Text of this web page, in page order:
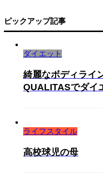
ピックアップ記事
ダイエット
綺麗なボディライ
QUALITASでダイ
ライフスタイル
高校球児の母